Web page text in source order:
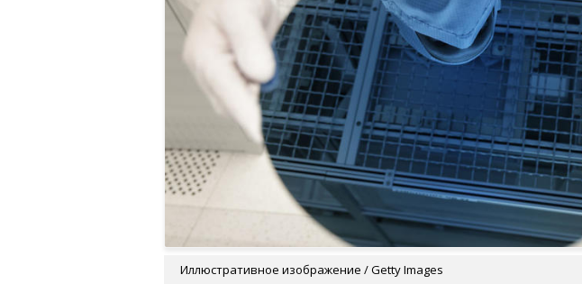
Иллюстративное изображение / Getty Images